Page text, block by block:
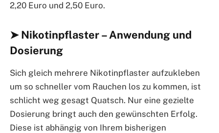
2,20 Euro und 2,50 Euro.
➤ Nikotinpflaster – Anwendung und
Dosierung
Sich gleich mehrere Nikotinpflaster aufzukleben
um so schneller vom Rauchen los zu kommen, ist
schlicht weg gesagt Quatsch. Nur eine gezielte
Dosierung bringt auch den gewünschten Erfolg.
Diese ist abhängig von Ihrem bisherigen